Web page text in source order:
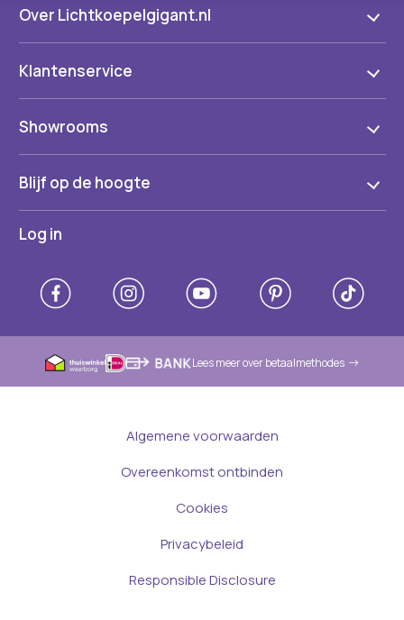
Over Lichtkoepelgigant.nl
Klantenservice
Showrooms
Blijf op de hoogte
Log in
Lees meer over betaalmethodes
Algemene voorwaarden
Overeenkomst ontbinden
Privacybeleid
Cookies
Responsible Disclosure